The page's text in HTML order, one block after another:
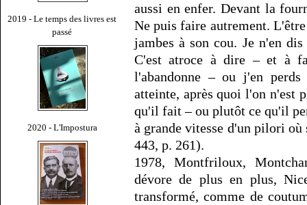
2019 - Le temps des livres est
passé
2020 - L'Impostura
aussi en enfer. Devant la
Ne puis faire autrement.
jambes à son cou. Je n'en
C'est atroce à dire – et à
l'abandonne – ou j'en
atteinte, après quoi l'on n'est
qu'il fait – ou plutôt ce qu'il
à grande vitesse d'un pilori
443, p. 261).
1978, Montfriloux,
dévore de plus en plus,
transformé, comme de